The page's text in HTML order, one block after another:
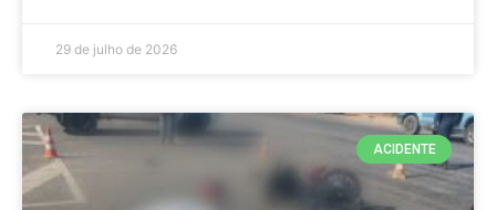
29 de julho de 2026
ACIDENTE